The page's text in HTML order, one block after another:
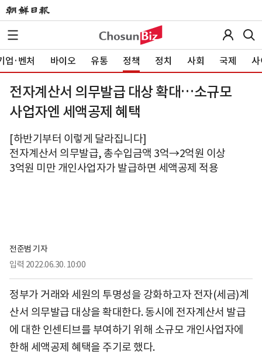
업·벤처 바이오 유통 정책 정치 사회 국제 사
전자계산서 의무발급 대상 확대…소규모
사업자엔 세액공제 혜택
[하반기부터 이렇게 달라집니다]
전자계산서 의무발급, 총수입금액 3억→2억원 이상
3억원 미만 개인사업자가 발급하면 세액공제 적용
전준범 기자
입력 2022.06.30. 10:00
정부가 거래와 세원의 투명성을 강화하고자 전자(세금)계
산서 의무발급 대상을 확대한다. 동시에 전자계산서 발급
에 대한 인센티브를 부여하기 위해 소규모 개인사업자에
한해 세액공제 혜택을 주기로 했다.